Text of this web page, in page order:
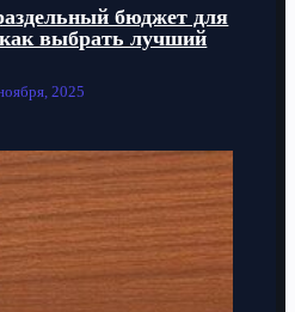
бюджет для
выбрать лучший
2025